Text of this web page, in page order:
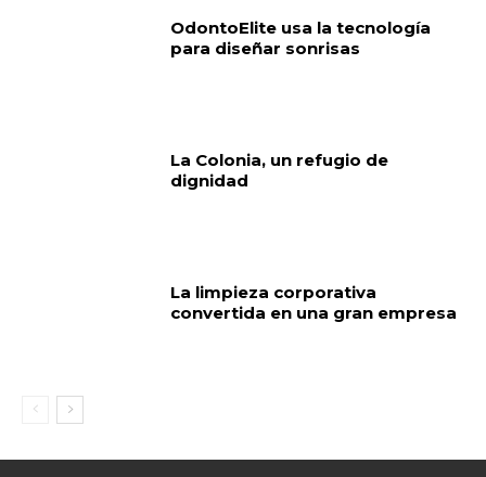
OdontoElite usa la tecnología
para diseñar sonrisas
La Colonia, un refugio de
dignidad
La limpieza corporativa
convertida en una gran empresa